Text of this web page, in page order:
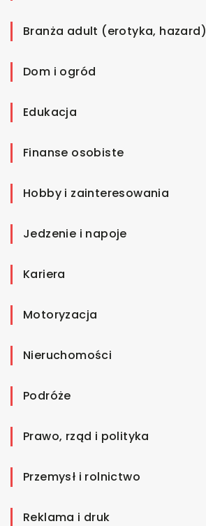
Branża adult (erotyka, hazard)
Dom i ogród
Edukacja
Finanse osobiste
Hobby i zainteresowania
Jedzenie i napoje
Kariera
Motoryzacja
Nieruchomości
Podróże
Prawo, rząd i polityka
Przemysł i rolnictwo
Reklama i druk